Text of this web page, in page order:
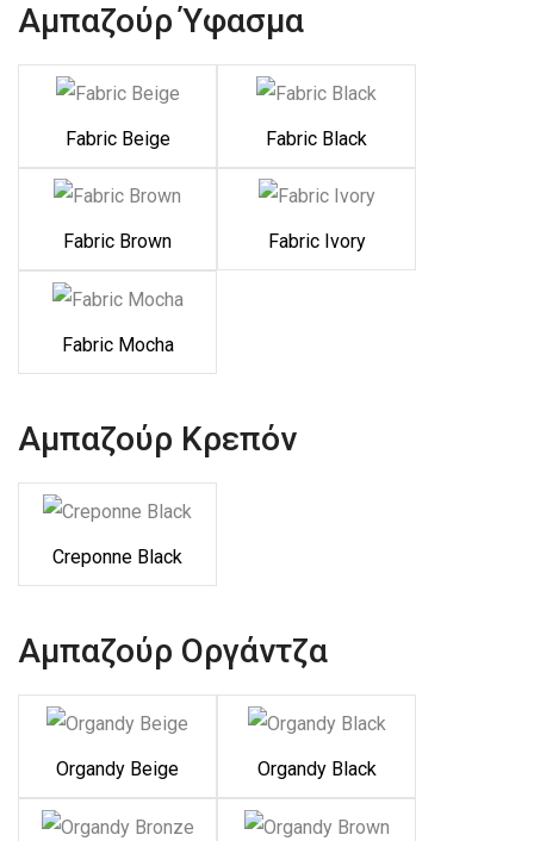
Αμπαζούρ Ύφασμα
Fabric Beige Fabric Black
Fabric Brown Fabric Ivory
Fabric Mocha
Αμπαζούρ Κρεπόν
Creponne Black
Αμπαζούρ Οργάντζα
Organdy Beige Organdy Black